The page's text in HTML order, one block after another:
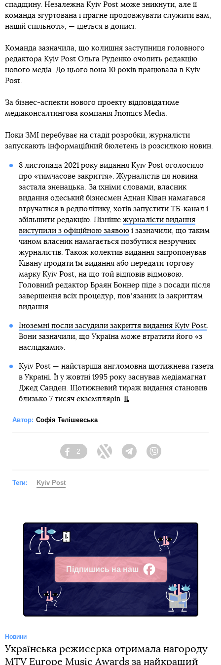
спадщину. Незалежна Kyiv Post може зникнути, але її
команда згуртована і прагне продовжувати служити вам,
нашій спільноті», — ідеться в дописі.
Команда зазначила, що колишня заступниця головного
редактора Kyiv Post Ольга Руденко очолить редакцію
нового медіа. До цього вона 10 років працювала в Kyiv
Post.
За бізнес-аспекти нового проекту відповідатиме
медіаконсалтингова компанія Jnomics Media.
Поки ЗМІ перебуває на стадії розробки, журналісти
запускають інформаційний бюлетень із розсилкою новин.
8 листопада 2021 року видання Kyiv Post оголосило
про «тимчасове закриття». Журналістів ця новина
застала зненацька. За їхніми словами, власник
видання одеський бізнесмен Аднан Ківан намагався
втручатися в редполітику, хотів запустити ТБ-канал і
збільшити редакцію. Пізніше журналісти видання
виступили з офіційною заявоюі зазначили, що таким
чином власник намагається позбутися незручних
журналістів. Також колектив видання запропонував
Ківану продати їм видання або передати торгову
марку Kyiv Post, на що той відповів відмовою.
Головний редактор Браян Боннер піде з посади після
завершення всіх процедур, повʼязаних із закриттям
видання.
Іноземні посли засудили закриття видання Kyiv Post.
Вони зазначили, що Україна може втратити його «з
наслідками».
Kyiv Post — найстаріша англомовна щотижнева газета
в Україні. Її у жовтні 1995 року заснував медіамагнат
Джед Санден. Щотижневий тираж видання становив
близько 7 тисяч екземплярів.
Автор: Софія Телішевська
Facebook
2
Twitter TelegramViber
Теги: Kyiv Post
Підпишись на наш
Facebook
Новини
Українська режисерка отримала нагороду
MTV Europe Music Awards за найкращий